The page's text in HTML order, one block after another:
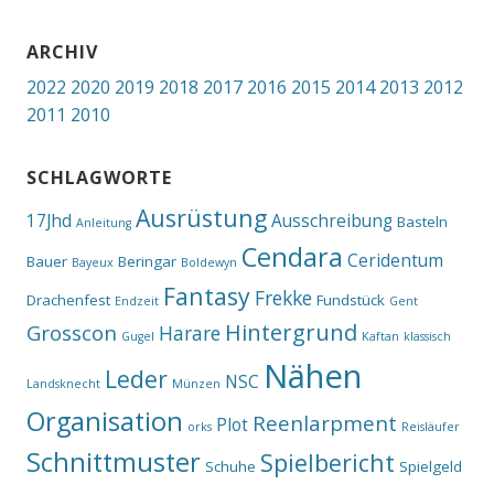
ARCHIV
2022 2020 2019 2018 2017 2016 2015 2014 2013 2012
2011 2010
SCHLAGWORTE
17Jhd Anleitung Ausrüstung Ausschreibung Basteln
Bauer Bayeux Beringar Boldewyn Cendara Ceridentum
Drachenfest Endzeit Fantasy Frekke Fundstück Gent
Grosscon Gugel Harare Hintergrund Kaftan klassisch
Landsknecht Leder Münzen NSC Nähen
Organisation orks Plot Reenlarpment Reisläufer
Schnittmuster Schuhe Spielbericht Spielgeld